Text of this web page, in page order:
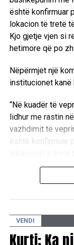
është konfirmuar
lokacion të tretë
Kjo gjetje vjen si
hetimore që po
Nëpërmjet një
institucionet
“Në kuadër të
lidhur me rastin
vazhdimit të
është konfirmuar
Aktualisht,
procedurat e
ndërmjet
VENDI
Kurti: Ka